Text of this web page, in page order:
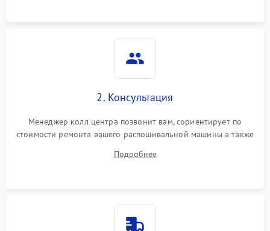
2. Консультация
Менеджер колл центра позвонит вам, сориентирует по
стоимости ремонта вашего распошивальной машины а также
Подробнее